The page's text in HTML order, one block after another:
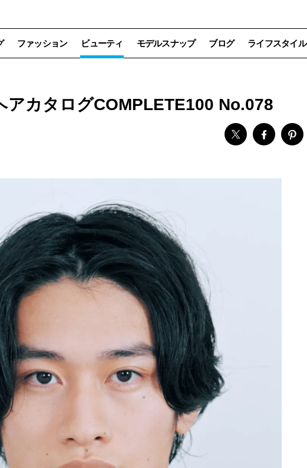
ファッション ビューティ モデルスナップ ブログ ライフスタイル
アカタログCOMPLETE100 No.078